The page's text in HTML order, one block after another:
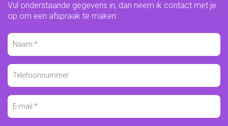
Vul onderstaande gegevens in, dan neem ik contact met je
op om een afspraak te maken: